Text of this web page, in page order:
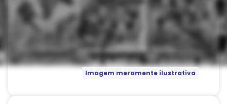
Imagem meramente ilustrativa